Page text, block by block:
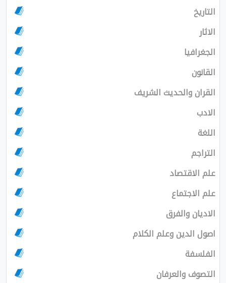
التاريخ
الاثار
الجغرافيا
القانون
القران والحديث الشريف
الادب
اللغة
التراجم
علم الاقتصاد
علم الاجتماع
الاديان والفرق
اصول الدين وعلم الكلام
الفلسفة
التصوف والعرفان